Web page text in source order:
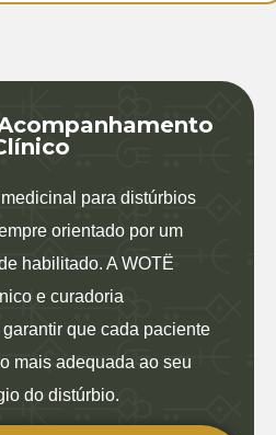
para distúrbios
orientado por um
habilitado. A WOTË
e curadoria
que cada paciente
mais adequada ao seu
do distúrbio.